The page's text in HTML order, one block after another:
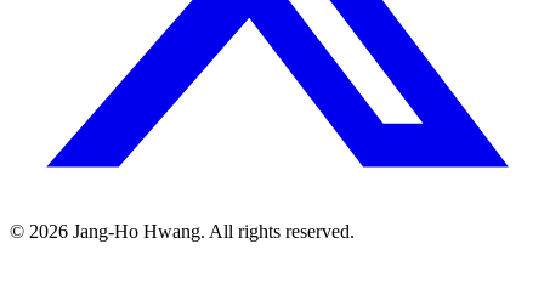
© 2026 Jang-Ho Hwang. All rights reserved.